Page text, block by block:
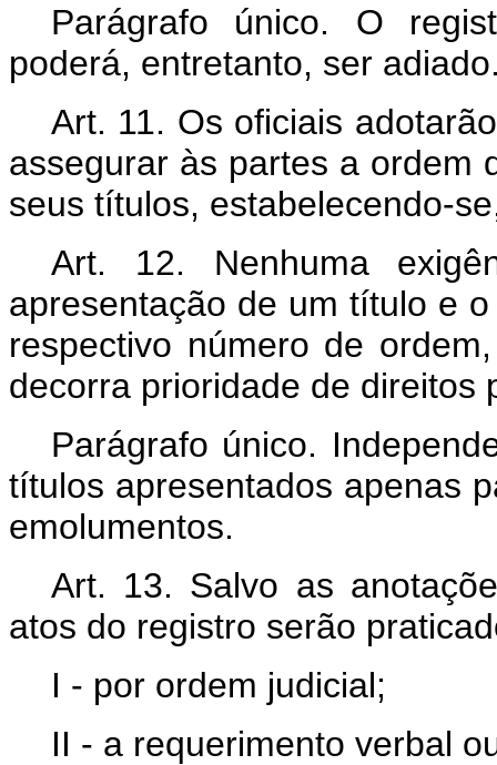
Parágrafo único. O
poderá, entretanto, ser
Art. 11. Os oficiais
assegurar às partes a ordem
seus títulos, estabelecendo-
Art. 12. Nenhuma
apresentação de um título e
respectivo número de
decorra prioridade de direitos
Parágrafo único.
títulos apresentados apenas
emolumentos.
Art. 13. Salvo as
atos do registro serão
I - por ordem judicial;
II - a requerimento verbal